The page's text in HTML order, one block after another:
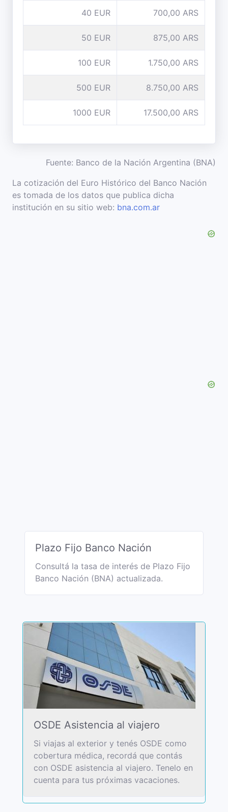
40 EUR 700,00 ARS
50 EUR 875,00 ARS
100 EUR 1.750,00 ARS
500 EUR 8.750,00 ARS
1000 EUR 17.500,00 ARS
Fuente: Banco de la Nación Argentina (BNA)
La cotización del Euro Histórico del Banco Nación
es tomada de los datos que publica dicha
institución en su sitio web: bna.com.ar
Plazo Fijo Banco Nación
Consultá la tasa de interés de Plazo Fijo
Banco Nación (BNA) actualizada.
OSDE Asistencia al viajero
Si viajas al exterior y tenés OSDE como
cobertura médica, recordá que contás
con OSDE asistencia al viajero. Tenelo en
cuenta para tus próximas vacaciones.